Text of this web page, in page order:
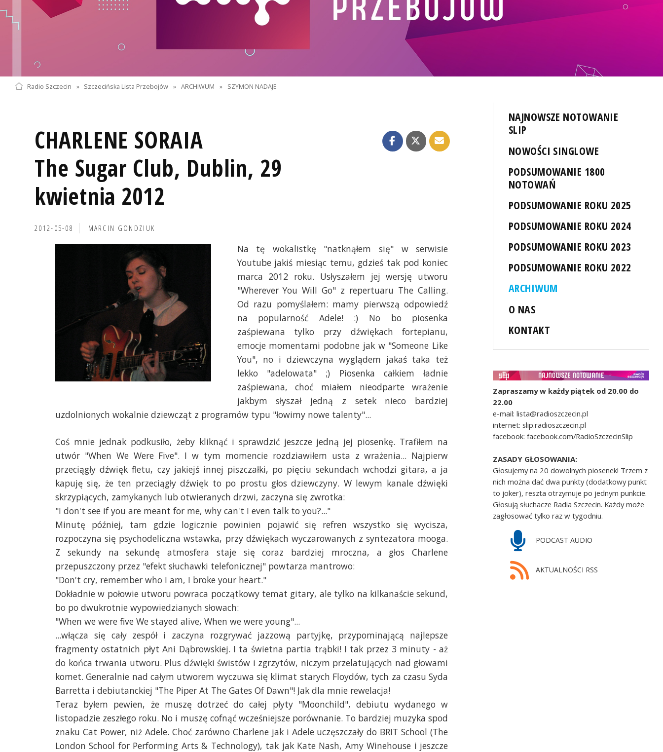
Radio Szczecin » Szczecińska Lista Przebojów » ARCHIWUM » SZYMON NADAJE
CHARLENE SORAIA
The Sugar Club, Dublin, 29
kwietnia 2012
2012-05-08 MARCIN GONDZIUK
Na tę wokalistkę "natknąłem się" w serwisie
Youtube jakiś miesiąc temu, gdzieś tak pod koniec
marca 2012 roku. Usłyszałem jej wersję utworu
"Wherever You Will Go" z repertuaru The Calling.
Od razu pomyślałem: mamy pierwszą odpowiedź
na popularność Adele! :) No bo piosenka
zaśpiewana tylko przy dźwiękach fortepianu,
emocje momentami podobne jak w "Someone Like
You", no i dziewczyna wyglądem jakaś taka też
lekko "adelowata" ;) Piosenka całkiem ładnie
zaśpiewana, choć miałem nieodparte wrażenie
jakbym słyszał jedną z setek nieco bardziej
uzdolnionych wokalnie dziewcząt z programów typu "łowimy nowe talenty"...
Coś mnie jednak podkusiło, żeby kliknąć i sprawdzić jeszcze jedną jej piosenkę. Trafiłem na
utwór "When We Were Five". I w tym momencie rozdziawiłem usta z wrażenia... Najpierw
przeciągły dźwięk fletu, czy jakiejś innej piszczałki, po pięciu sekundach wchodzi gitara, a ja
kapuję się, że ten przeciągły dźwięk to po prostu głos dziewczyny. W lewym kanale dźwięki
skrzypiących, zamykanych lub otwieranych drzwi, zaczyna się zwrotka:
"I don't see if you are meant for me, why can't I even talk to you?..."
Minutę później, tam gdzie logicznie powinien pojawić się refren wszystko się wycisza,
rozpoczyna się psychodeliczna wstawka, przy dźwiękach wyczarowanych z syntezatora mooga.
Z sekundy na sekundę atmosfera staje się coraz bardziej mroczna, a głos Charlene
przepuszczony przez "efekt słuchawki telefonicznej" powtarza mantrowo:
"Don't cry, remember who I am, I broke your heart."
Dokładnie w połowie utworu powraca początkowy temat gitary, ale tylko na kilkanaście sekund,
bo po dwukrotnie wypowiedzianych słowach:
"When we were five We stayed alive, When we were young"...
...włącza się cały zespół i zaczyna rozgrywać jazzową partyjkę, przypominającą najlepsze
fragmenty ostatnich płyt Ani Dąbrowskiej. I ta świetna partia trąbki! I tak przez 3 minuty - aż
do końca trwania utworu. Plus dźwięki świstów i zgrzytów, niczym przelatujących nad głowami
komet. Generalnie nad całym utworem wyczuwa się klimat starych Floydów, tych za czasu Syda
Barretta i debiutanckiej "The Piper At The Gates Of Dawn"! Jak dla mnie rewelacja!
Teraz byłem pewien, że muszę dotrzeć do całej płyty "Moonchild", debiutu wydanego w
listopadzie zeszłego roku. No i muszę cofnąć wcześniejsze porównanie. To bardziej muzyka spod
znaku Cat Power, niż Adele. Choć zarówno Charlene jak i Adele uczęszczały do BRIT School (The
London School for Performing Arts & Technology), tak jak Kate Nash, Amy Winehouse i jeszcze
NAJNOWSZE NOTOWANIE
SLIP
NOWOŚCI SINGLOWE
PODSUMOWANIE 1800
NOTOWAŃ
PODSUMOWANIE ROKU 2025
PODSUMOWANIE ROKU 2024
PODSUMOWANIE ROKU 2023
PODSUMOWANIE ROKU 2022
ARCHIWUM
O NAS
KONTAKT
Zapraszamy w każdy piątek od 20.00 do
22.00
e-mail: lista@radioszczecin.pl
internet: slip.radioszczecin.pl
facebook: facebook.com/RadioSzczecinSlip
ZASADY GŁOSOWANIA:
Głosujemy na 20 dowolnych piosenek! Trzem z
nich można dać dwa punkty (dodatkowy punkt
to joker), reszta otrzymuje po jednym punkcie.
Głosują słuchacze Radia Szczecin. Każdy może
zagłosować tylko raz w tygodniu.
PODCAST AUDIO
AKTUALNOŚCI RSS